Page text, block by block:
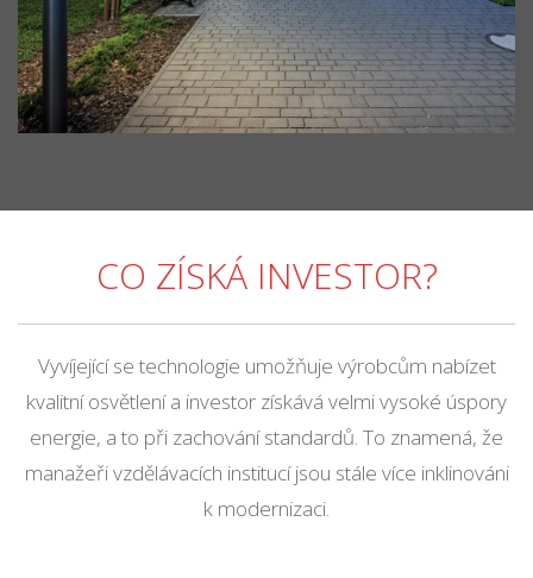
CO ZÍSKÁ INVESTOR?
Vyvíjející se technologie umožňuje výrobcům nabízet
kvalitní osvětlení a investor získává velmi vysoké úspory
energie, a to při zachování standardů. To znamená, že
manažeři vzdělávacích institucí jsou stále více inklinováni
k modernizaci.